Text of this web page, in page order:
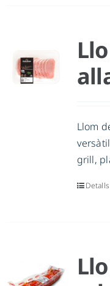
Llom
grill,
Detalls